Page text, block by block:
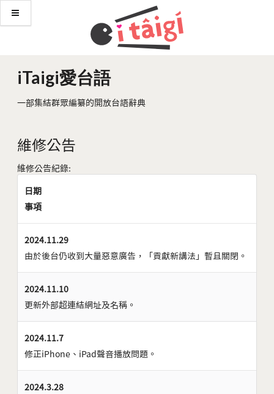
iTaigi愛台語
一部集結群眾編纂的開放台語辭典
維修公告
維修公告紀錄:
日期
事項
2024.11.29
由於後台仍收到大量惡意廣告，「貢獻新講法」暫且關閉。
2024.11.10
更新外部超連結網址及名稱。
2024.11.7
修正iPhone、iPad聲音播放問題。
2024.3.28